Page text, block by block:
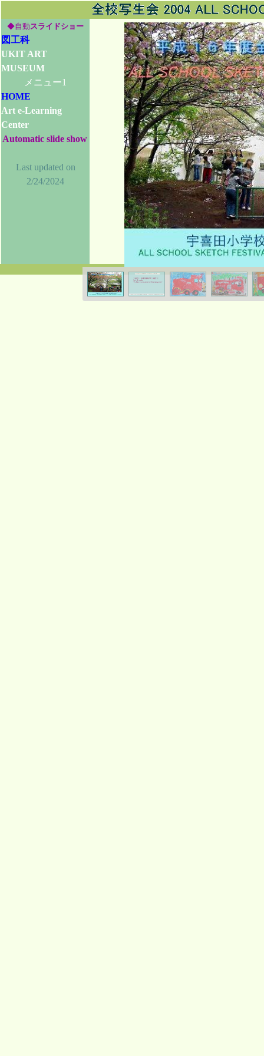
◆自動スライドショー
図工科
UKIT ART
MUSEUM
メニュー1
HOME
Art e-Learning
Center
Automatic slide show
Last updated on
2/24/2024